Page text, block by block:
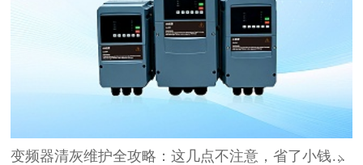
变频器清灰维护全攻略：这几点不注意，省了小钱却可能毁了设备